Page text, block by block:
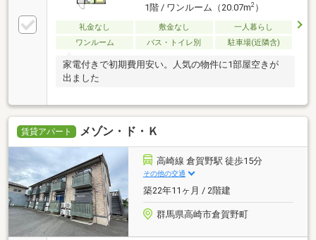
1階 / ワンルーム（20.07m2）
礼金なし 敷金なし
一人暮らし
ワンルーム
バス・トイレ別 駐車場(近隣含)
家電付きで初期費用安い。人気の物件に1部屋空きが
出ました
賃貸アパート メゾン・ド・Ｋ
高崎線 倉賀野駅 徒歩15分
その他の交通
築22年11ヶ月 / 2階建
群馬県高崎市倉賀野町